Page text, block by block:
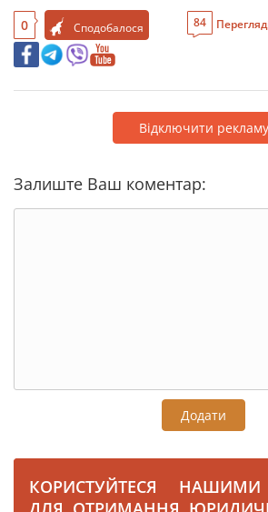
0 Сподобалося 84
Відключити рекламу
Залиште Ваш коментар:
Додати
КОРИСТУЙТЕСЯ НАШИМИ